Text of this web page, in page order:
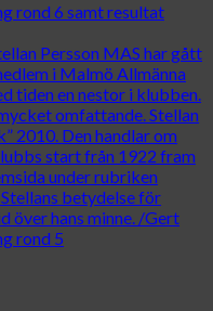
rond 6 samt resultat
Persson MAS har gått
i Malmö Allmänna
tiden en nestor i klubben.
omfattande. Stellan
2010. Den handlar om
start från 1922 fram
under rubriken
betydelse för
över hans minne. /Gert
rond 5